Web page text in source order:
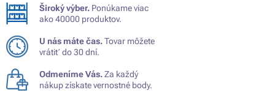
Široký výber. Ponúkame viac
ako 40000 produktov.
U nás máte čas.Tovar môžete
vrátiť do 30 dní.
Odmeníme Vás.Za každý
nákup získate vernostné body.